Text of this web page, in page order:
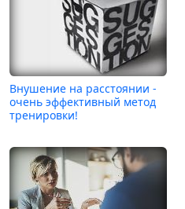
Внушение на расстоянии -
очень эффективный метод
тренировки!